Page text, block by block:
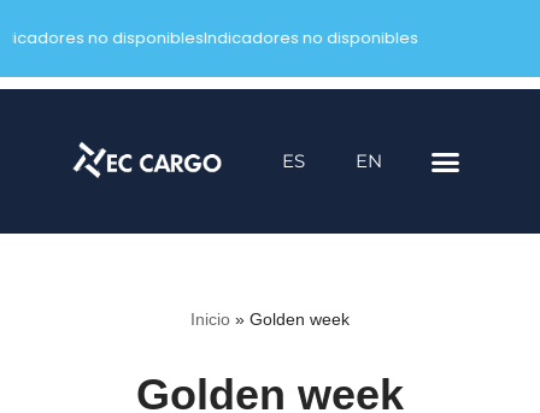
al
no disponiblesIndicadores no disponibles
ES EN
Inicio » Golden week
Golden week